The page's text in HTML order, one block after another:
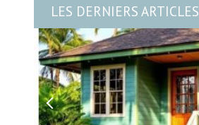
LES DERNIERS ARTICLES